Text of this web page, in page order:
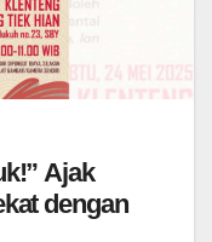
Ajak
dengan